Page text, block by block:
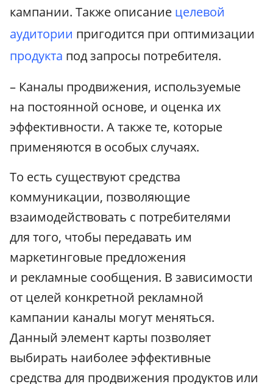
кампании. Также описание целевой
аудитории пригодится при оптимизации
продукта под запросы потребителя.
– Каналы продвижения, используемые
на постоянной основе, и оценка их
эффективности. А также те, которые
применяются в особых случаях.
То есть существуют средства
коммуникации, позволяющие
взаимодействовать с потребителями
для того, чтобы передавать им
маркетинговые предложения
и рекламные сообщения. В зависимости
от целей конкретной рекламной
кампании каналы могут меняться.
Данный элемент карты позволяет
выбирать наиболее эффективные
средства для продвижения продуктов или